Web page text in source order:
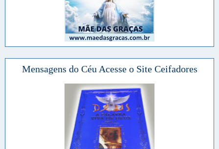
Mensagens do Céu Acesse o Site Ceifadores